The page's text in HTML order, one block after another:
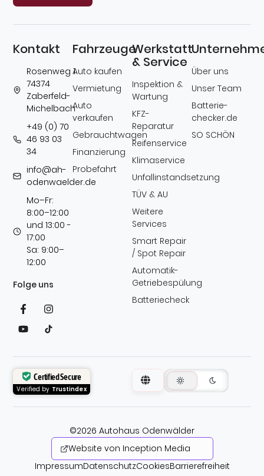
Kontakt
Rosenweg 1
74374
Zaberfeld-
Michelbach
+49 (0) 70
46 93 03
34
info@ah-
odenwaelder.de
Mo–Fr:
8:00–12:00
und 13:00 -
17:00
Sa: 9:00–
12:00
Folge uns
Fahrzeuge
Auto kaufen
Vermietung
Auto
verkaufen
Gebrauchtwagen
Finanzierung
Probefahrt
Werkstatt
& Service
Inspektion &
Wartung
KFZ-
Reparatur
Reifenservice
Klimaservice
Unfallinstandsetzung
TÜV & AU
Weitere
Services
Smart Repair
/ Spot Repair
Automatik-
Getriebespülung
Batteriecheck
Über uns
Unser Team
Batterie­
checker.de
SO SCHÖN
Certified Secure
Verified by Trustindex
©2026 Autohaus Odenwälder
Website von Inception Media
ImpressumDatenschutzCookiesBarrierefreiheit